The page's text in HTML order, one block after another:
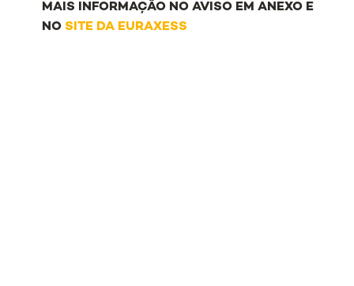
MAIS INFORMAÇÃO NO AVISO EM ANEXO E
NOSITE DA EURAXESS